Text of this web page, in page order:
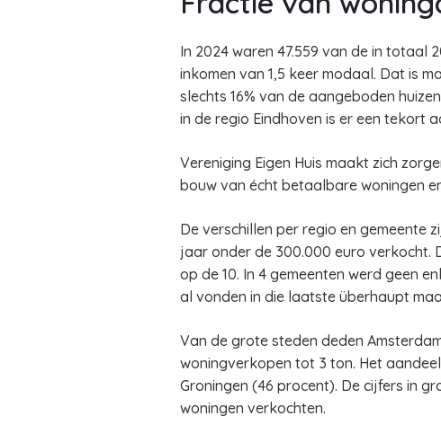
In 2024 waren 47.559 van de in totaal
inkomen van 1,5 keer modaal. Dat is
slechts 16% van de aangeboden
in de regio Eindhoven is er een tekort
Vereniging Eigen Huis maakt zich
bouw van écht betaalbare woningen
De verschillen per regio en gemeente
jaar onder de 300.000 euro verkocht.
op de 10. In 4 gemeenten werd geen
al vonden in die laatste überhaupt
Van de grote steden deden
woningverkopen tot 3 ton. Het
Groningen (46 procent). De cijfers in
woningen verkochten.